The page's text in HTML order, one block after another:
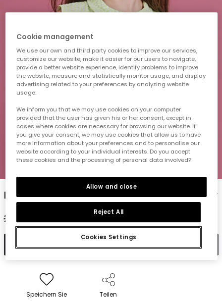
Mädchenhemd aus Popelin mit Karomuster
25,95 €
10,35 €
In den Warenkorb
Speichern Sie Teilen
Cookie management
We use our own and third party cookies to improve our services,
customize our website, make it easier for our users to navigate,
provide a better website experience, identify problems to improve
the website, measure and statistically monitor usage, and display
advertising related to your preferences by analyzing website
usage.
We inform you that we may use cookies on your computer
provided that the user has given his or her consent, except in
cases where cookies are necessary for browsing our website. If
you give your consent, we may use cookies that allow us to have
more information about your preferences and to personalise our
website according to your individual interests. Do you accept
these cookies and the processing of personal data involved?
Cookies Settings
Reject All
Allow and close